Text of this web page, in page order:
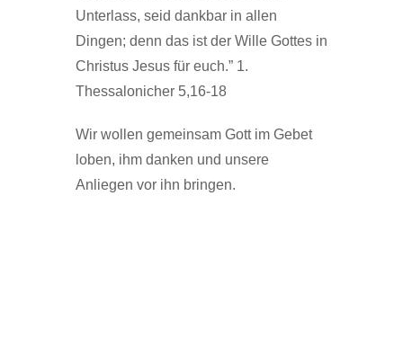
Unterlass, seid dankbar in allen
Dingen; denn das ist der Wille Gottes in
Christus Jesus für euch.” 1.
Thessalonicher 5,16-18
Wir wollen gemeinsam Gott im Gebet
loben, ihm danken und unsere
Anliegen vor ihn bringen.